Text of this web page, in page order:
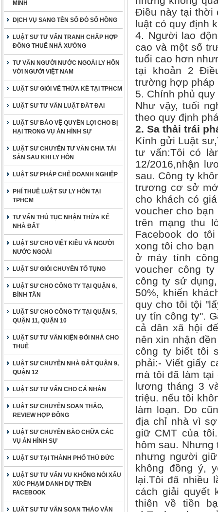
MINH
DỊCH VỤ SANG TÊN SỔ ĐỎ SỔ HỒNG
LUẬT SƯ TƯ VẤN TRANH CHẤP HỢP
ĐỒNG THUÊ NHÀ XƯỞNG
TƯ VẤN NGƯỜI NƯỚC NGOÀI LY HÔN
VỚI NGƯỜI VIỆT NAM
LUẬT SƯ GIỎI VỀ THỪA KẾ TẠI TPHCM
LUẬT SƯ TƯ VẤN LUẬT ĐẤT ĐAI
LUẬT SƯ BẢO VỆ QUYỀN LỢI CHO BỊ
HẠI TRONG VỤ ÁN HÌNH SỰ
LUẬT SƯ CHUYÊN TƯ VẤN CHIA TÀI
SẢN SAU KHI LY HÔN
LUẬT SƯ PHÁP CHẾ DOANH NGHIỆP
PHÍ THUÊ LUẬT SƯ LY HÔN TẠI
TPHCM
TƯ VẤN THỦ TỤC NHẬN THỪA KẾ
NHÀ ĐẤT
LUẬT SƯ CHO VIỆT KIỀU VÀ NGƯỜI
NƯỚC NGOÀI
LUẬT SƯ GIỎI CHUYÊN TỐ TỤNG
LUẬT SƯ CHO CÔNG TY TẠI QUẬN 6,
BÌNH TÂN
LUẬT SƯ CHO CÔNG TY TẠI QUẬN 5,
QUẬN 11, QUẬN 10
LUẬT SƯ TƯ VẤN KIỆN ĐÒI NHÀ CHO
THUÊ
LUẬT SƯ CHUYÊN NHÀ ĐẤT QUẬN 9,
QUẬN 12
LUẬT SƯ TƯ VẤN CHO CÁ NHÂN
LUẬT SƯ CHUYÊN SOẠN THẢO,
REVIEW HỢP ĐỒNG
LUẬT SƯ CHUYÊN BÀO CHỮA CÁC
VỤ ÁN HÌNH SỰ
LUẬT SƯ TẠI THÀNH PHỐ THỦ ĐỨC
LUẬT SƯ TƯ VẤN VU KHỐNG NÓI XẤU
XÚC PHẠM DANH DỰ TRÊN
FACEBOOK
LUẬT SƯ TƯ VẤN SOẠN THẢO VĂN
Điều này tại thời
luật có quy định
4. Người lao
cao và một số
tuổi cao hơn
tại khoản 2
trường hợp pháp
5. Chính phủ
Như vậy, tuổi
theo quy định
2. Sa thải trái
Kính gửi Luật
tư vấn:Tôi có
12/2016,nhận
sau. Công ty
trương cơ sở
cho khách có
voucher cho
trên mạng thu
Facebook do
xong tôi cho
ở máy tính
voucher công
công ty sử
50%, khiến
quy cho tôi tội
uy tín công ty".
cả dân xã hội
nên xin nhận
công ty biết tôi
phải:- Viết giấy
mà tôi đã làm
lương tháng 3
triệu. nếu tôi
làm loạn. Do
địa chỉ nhà vì
giữ CMT của
hôm sau.
nhưng người
không đồng ý,
lại.Tôi đã nhiều
cách giải quyết
thiên về tiền